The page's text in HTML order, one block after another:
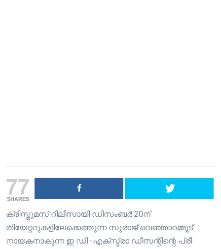
77
SHARES
ക്രിസ്തുമസ് റിലീസായി ഡിസംബർ 20ന്
തിയേറ്ററുകളിലേക്കെത്തുന്ന സുരാജ് വെഞ്ഞാറമ്മൂട്
നായകനാകുന്ന ഇ ഡി -എക്സ്ട്രാ ഡീസന്റിന്റെ പ്രീ